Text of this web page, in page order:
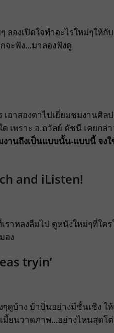
องเปิดใจทำอะไรใหม่ๆให้กั
จะฟัง…มาลองฟังดู
อาสองตาไปเยี่ยมชมงานศิล
เพราะ อ.ถวัลย์ ดัชนี เคยกล่า
งานถึงเป็นแบบนั้น-แบบนี้ จ
and iListen!
ราหลงลืมไป ดูหนังใหม่ๆที่ใ
อง
tryin’
ๆดูบ้าง บ้าบิ่นอย่างมีชั้นเชิง
มี้ยนวาดภาพ…อย่างไหนสุดโ